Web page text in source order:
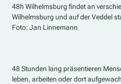
48h Wilhelmsburg findet an
Wilhelmsburg und auf der Veddel
Foto: Jan Linnemann
48 Stunden lang präsentieren
leben, arbeiten oder dort